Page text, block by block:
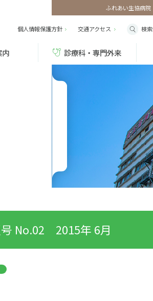
ふれあい生協病院
個人情報保護方針 交通アクセス 検索
内 診療科・専門外来
No.02 2015年 6月